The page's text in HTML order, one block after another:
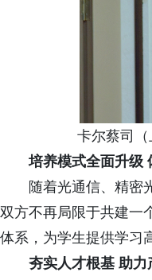
卡尔蔡司
培养模式全面升级
随着光通信、精密
双方不再局限于共建一
体系，为学生提供学习
夯实人才根基 助力